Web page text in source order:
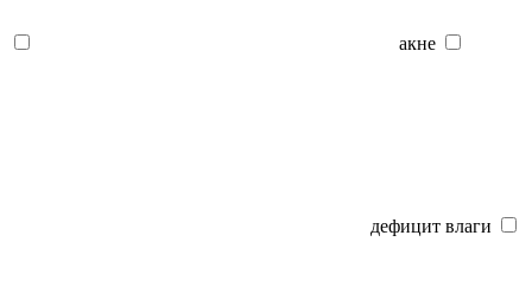
акне
дефицит влаги